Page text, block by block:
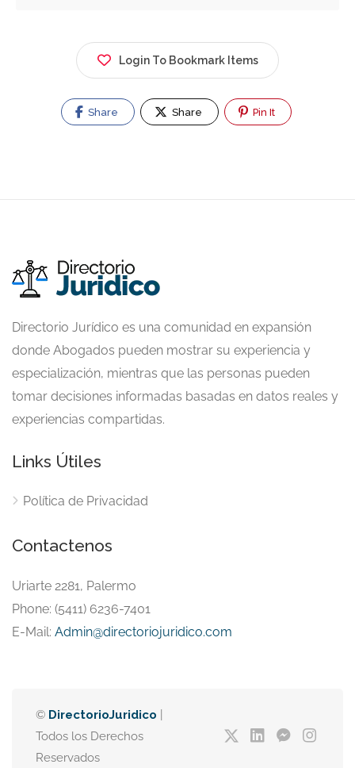
Login To Bookmark Items
Share Share Pin It
Directorio Jurídico es una comunidad en expansión
donde Abogados pueden mostrar su experiencia y
especialización, mientras que las personas pueden
tomar decisiones informadas basadas en datos reales y
experiencias compartidas.
Links Útiles
Política de Privacidad
Contactenos
Uriarte 2281, Palermo
Phone: (5411) 6236-7401
E-Mail: Admin@directoriojuridico.com
© DirectorioJuridico
Todos los Derechos
Reservados